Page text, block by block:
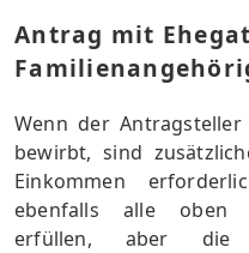
Antrag mit
Wenn der
bewirbt, sind
Einkommen
ebenfalls alle oben
erfüllen, aber die